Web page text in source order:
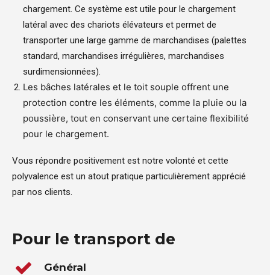
chargement. Ce système est utile pour le chargement
latéral avec des chariots élévateurs et permet de
transporter une large gamme de marchandises (palettes
standard, marchandises irrégulières, marchandises
surdimensionnées).
Les bâches latérales et le toit souple offrent une
protection contre les éléments, comme la pluie ou la
poussière, tout en conservant une certaine flexibilité
pour le chargement.
Vous répondre positivement est notre volonté et cette
polyvalence est un atout pratique particulièrement apprécié
par nos clients.
Pour le transport de
Général